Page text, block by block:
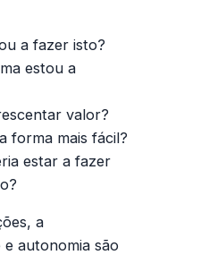
a fazer isto?
estou a
valor?
forma mais fácil?
estar a fazer
a
e autonomia são